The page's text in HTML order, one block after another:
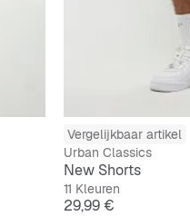
Vergelijkbaar artikel
Urban Classics
New Shorts
11 Kleuren
Prijs
29,99 €